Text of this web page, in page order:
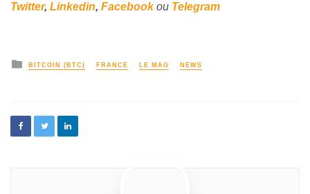
Twitter, Linkedin, Facebookou Telegram
BITCOIN (BTC) FRANCE LE MAG NEWS